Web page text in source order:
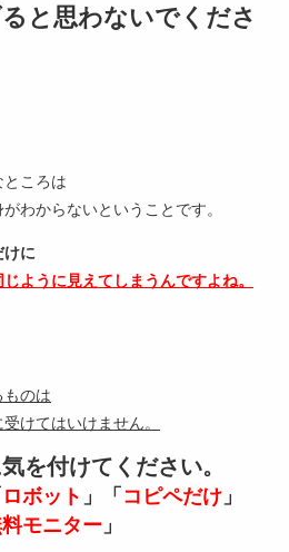
と思わないでくださ
ところは
わからないということです。
けに
ように見えてしまうんですよね。
ものは
けてはいけません。
を付けてください。
ロボット 」「 コピペだけ 」
モニター 」